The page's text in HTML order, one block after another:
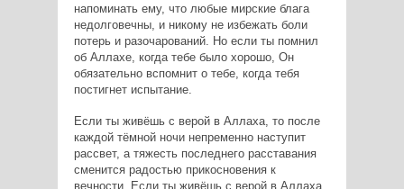
напоминать ему, что любые мирские блага
недолговечны, и никому не избежать боли
потерь и разочарований. Но если ты помнил
об Аллахе, когда тебе было хорошо, Он
обязательно вспомнит о тебе, когда тебя
постигнет испытание.
Если ты живёшь с верой в Аллаха, то после
каждой тёмной ночи непременно наступит
рассвет, а тяжесть последнего расставания
сменится радостью прикосновения к
вечности. Если ты живёшь с верой в Аллаха,